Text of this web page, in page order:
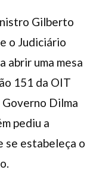
Gilberto
o Judiciário
abrir uma mesa
151 da OIT
Dilma
pediu a
se estabeleça o